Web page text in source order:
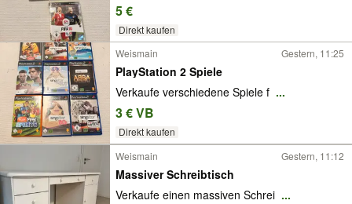
5 €
Direkt kaufen
Weismain
Gestern, 11:25
PlayStation 2 Spiele
Verkaufe verschiedene Spiele f ...
3 € VB
Direkt kaufen
Weismain Gestern, 11:12
Massiver Schreibtisch
Verkaufe einen massiven Schrei ...